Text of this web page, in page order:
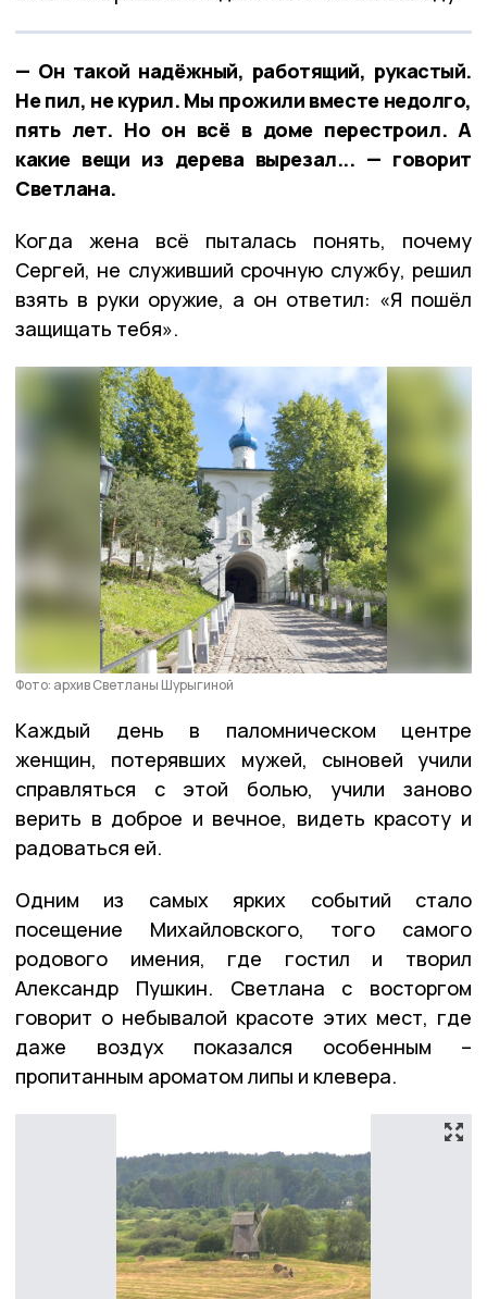
— Он такой надёжный, работящий, рукастый.
Не пил, не курил. Мы прожили вместе недолго,
пять лет. Но он всё в доме перестроил. А
какие вещи из дерева вырезал... — говорит
Светлана.
Когда жена всё пыталась понять, почему
Сергей, не служивший срочную службу, решил
взять в руки оружие, а он ответил: «Я пошёл
защищать тебя».
Фото: архив Светланы Шурыгиной
Каждый день в паломническом центре
женщин, потерявших мужей, сыновей учили
справляться с этой болью, учили заново
верить в доброе и вечное, видеть красоту и
радоваться ей.
Одним из самых ярких событий стало
посещение Михайловского, того самого
родового имения, где гостил и творил
Александр Пушкин. Светлана с восторгом
говорит о небывалой красоте этих мест, где
даже воздух показался особенным –
пропитанным ароматом липы и клевера.